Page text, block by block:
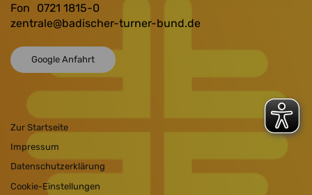
Fon
0721 1815-0
zentrale@badischer-turner-bund.de
Google Anfahrt
Zur Startseite
Impressum
Datenschutzerklärung
Cookie-Einstellungen